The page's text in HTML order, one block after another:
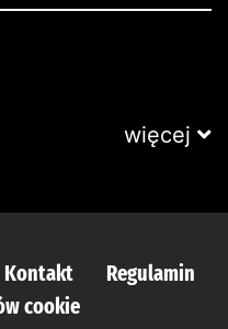
więcej
Kontakt
Regulamin
cookie